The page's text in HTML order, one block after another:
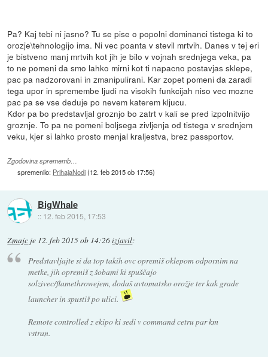
Pa? Kaj tebi ni jasno? Tu se pise o popolni dominanci tistega ki to
orozje\tehnologijo ima. Ni vec poanta v stevil mrtvih. Danes v tej eri
je bistveno manj mrtvih kot jih je bilo v vojnah srednjega veka, pa
to ne pomeni da smo lahko mirni kot ti napacno postavjas sklepe,
pac pa nadzorovani in zmanipulirani. Kar zopet pomeni da zaradi
tega upor in spremembe ljudi na visokih funkcijah niso vec mozne
pac pa se vse deduje po nevem katerem kljucu.
Kdor pa bo predstavljal groznjo bo zatrt v kali se pred izpolnitvijo
groznje. To pa ne pomeni boljsega zivljenja od tistega v srednjem
veku, kjer si lahko prosto menjal kraljestva, brez passportov.
Zgodovina sprememb…
spremenilo: PrihajaNodi(12. feb 2015 ob 17:56)
BigWhale
:: 12. feb 2015, 17:53
Zmajc je 12. feb 2015 ob 14:26izjavil:
Predstavljajte si da top takih ovc opremiš oklepom odpornim na
metke, jih opremiš z šobami ki spuščajo
solzivec/flamethrowejem, dodaš avtomatsko orožje ter kak grade
launcher in spustiš po ulici.
Remote controlled z ekipo ki sedi v command cetru par km
vstran.